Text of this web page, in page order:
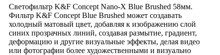
Светофильтр K&F Concept Nano-X Blue Brushed 58мм.
Фильтр K&F Concept Blue Brushed может создавать
холодный матовый цвет, добавляя к изображению слой
синих прозрачных линий, создавая размытие, градиент,
деформацию и другие визуальные эффекты, делая видео
или фотографии более художественными и визуально